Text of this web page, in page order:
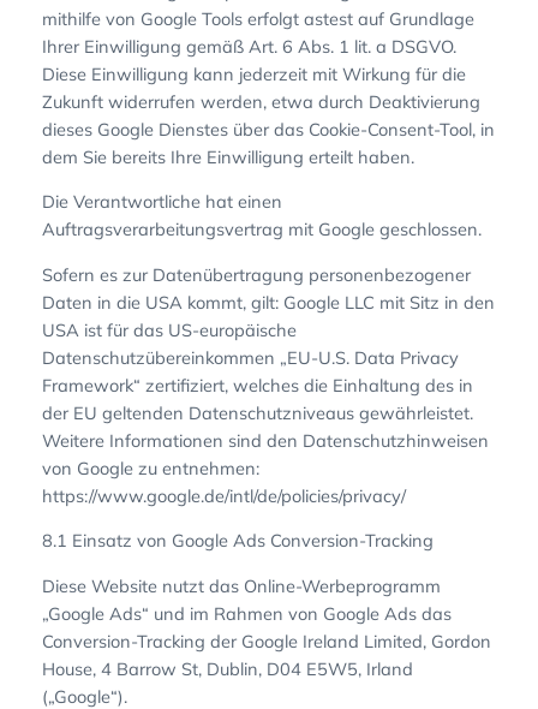
mithilfe von Google Tools erfolgt astest auf Grundlage
Ihrer Einwilligung gemäß Art. 6 Abs. 1 lit. a DSGVO.
Diese Einwilligung kann jederzeit mit Wirkung für die
Zukunft widerrufen werden, etwa durch Deaktivierung
dieses Google Dienstes über das Cookie-Consent-Tool, in
dem Sie bereits Ihre Einwilligung erteilt haben.
Die Verantwortliche hat einen
Auftragsverarbeitungsvertrag mit Google geschlossen.
Sofern es zur Datenübertragung personenbezogener
Daten in die USA kommt, gilt: Google LLC mit Sitz in den
USA ist für das US-europäische
Datenschutzübereinkommen „EU-U.S. Data Privacy
Framework“ zertifiziert, welches die Einhaltung des in
der EU geltenden Datenschutzniveaus gewährleistet.
Weitere Informationen sind den Datenschutzhinweisen
von Google zu entnehmen:
https://www.google.de/intl/de/policies/privacy/
8.1 Einsatz von Google Ads Conversion-Tracking
Diese Website nutzt das Online-Werbeprogramm
„Google Ads“ und im Rahmen von Google Ads das
Conversion-Tracking der Google Ireland Limited, Gordon
House, 4 Barrow St, Dublin, D04 E5W5, Irland
(„Google“).